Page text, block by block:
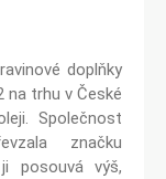
doplňky
na trhu v České
Společnost
značku
posouvá výš,